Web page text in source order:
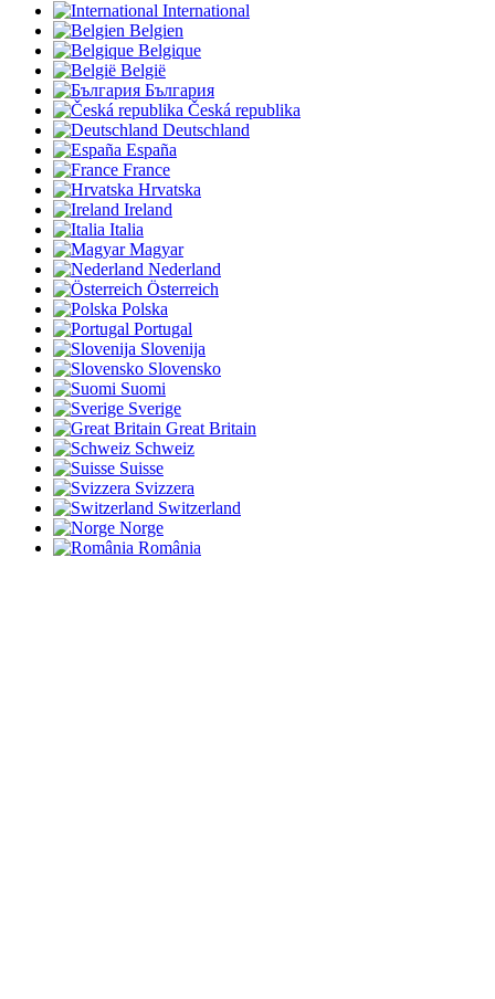
International
Belgien
Belgique
België
България
Česká republika
Deutschland
España
France
Hrvatska
Ireland
Italia
Magyar
Nederland
Österreich
Polska
Portugal
Slovenija
Slovensko
Suomi
Sverige
Great Britain
Schweiz
Suisse
Svizzera
Switzerland
Norge
România